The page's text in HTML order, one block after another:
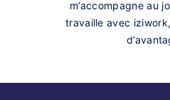
m’accompagne au
travaille avec